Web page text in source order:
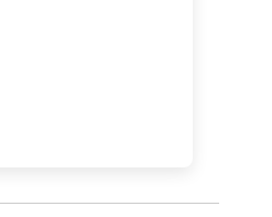
de pantalón jogger o